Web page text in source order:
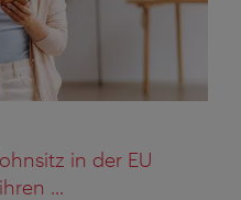
in der EU
...